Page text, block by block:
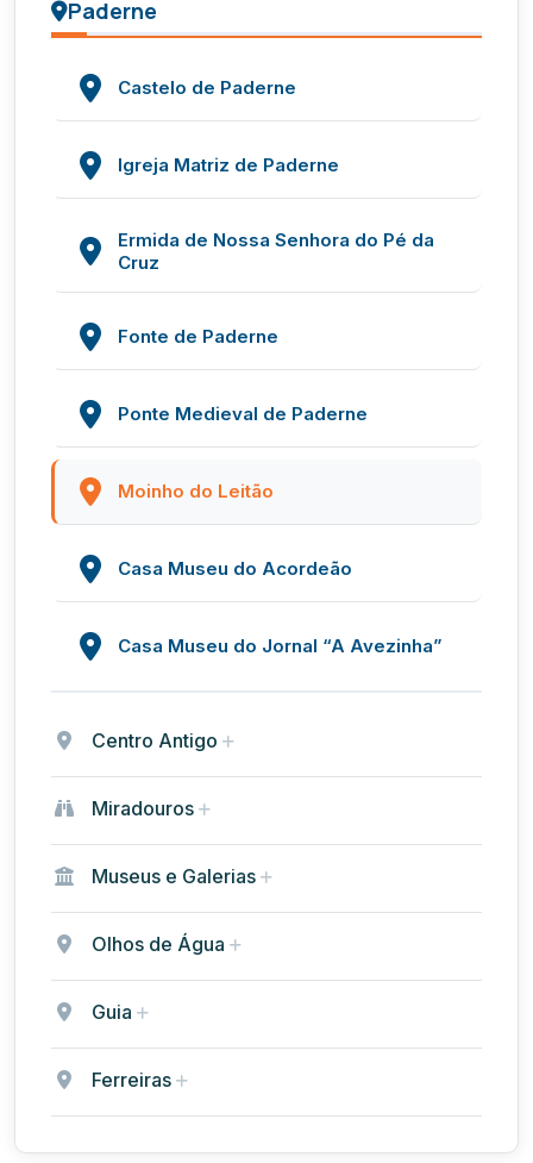
Paderne
Castelo de Paderne
Igreja Matriz de Paderne
Ermida de Nossa Senhora do Pé da
Cruz
Fonte de Paderne
Ponte Medieval de Paderne
Moinho do Leitão
Casa Museu do Acordeão
Casa Museu do Jornal “A Avezinha”
Centro Antigo
Miradouros
Museus e Galerias
Olhos de Água
Guia
Ferreiras